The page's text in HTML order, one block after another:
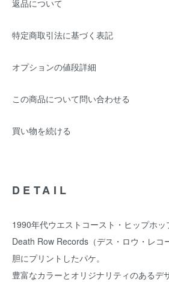
返品について
特定商取引法に基づく表記
オプションの値段詳細
この商品について問い合わせる
買い物を続ける
DETAIL
1990年代ウエストコースト・ヒップホッ
Death Row Records（デス・ロウ・レコ
胆にプリントしたパケ。
豊富なカラーとオリジナリティのあるデ